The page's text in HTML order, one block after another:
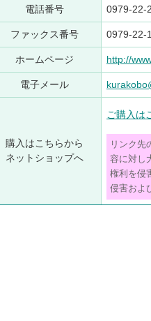
電話番号 0979-22-
ファックス番号 0979-22-
ホームページ http://
電子メール
購入はこちらから
ネットショップへ
ご購入は
リンク先
容に対し
権利を侵
侵害およ